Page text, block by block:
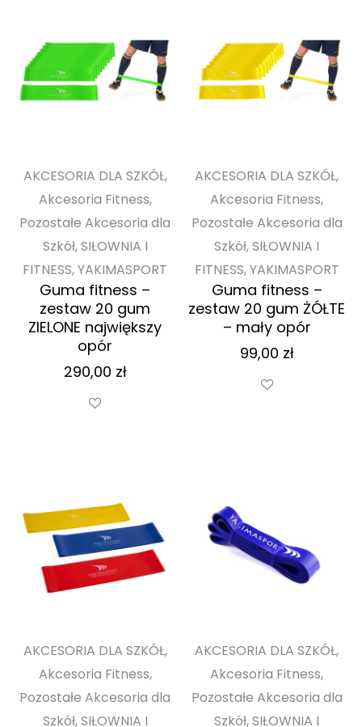
AKCESORIA DLA SZKÓŁ,
Akcesoria Fitness,
Pozostałe Akcesoria dla
Szkół, SIŁOWNIA I
FITNESS, YAKIMASPORT
Guma fitness –
zestaw 20 gum
ZIELONE największy
opór
290,00 zł
AKCESORIA DLA SZKÓŁ,
Akcesoria Fitness,
Pozostałe Akcesoria dla
Szkół, SIŁOWNIA I
FITNESS, YAKIMASPORT
Guma fitness –
zestaw 20 gum ŻÓŁTE
– mały opór
99,00 zł
AKCESORIA DLA SZKÓŁ,
Akcesoria Fitness,
Pozostałe Akcesoria dla
Szkół, SIŁOWNIA I
AKCESORIA DLA SZKÓŁ,
Akcesoria Fitness,
Pozostałe Akcesoria dla
Szkół, SIŁOWNIA I